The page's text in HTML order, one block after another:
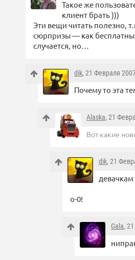
Такое же
клиент брать )))
Эти вещи читать полезно,
сюрпризы — как
случается, но…
dik, 21 Февраля
Почему то эта
Alaska, 21
Вот какие
dik, 21
девачкам
o-0!
Gala,